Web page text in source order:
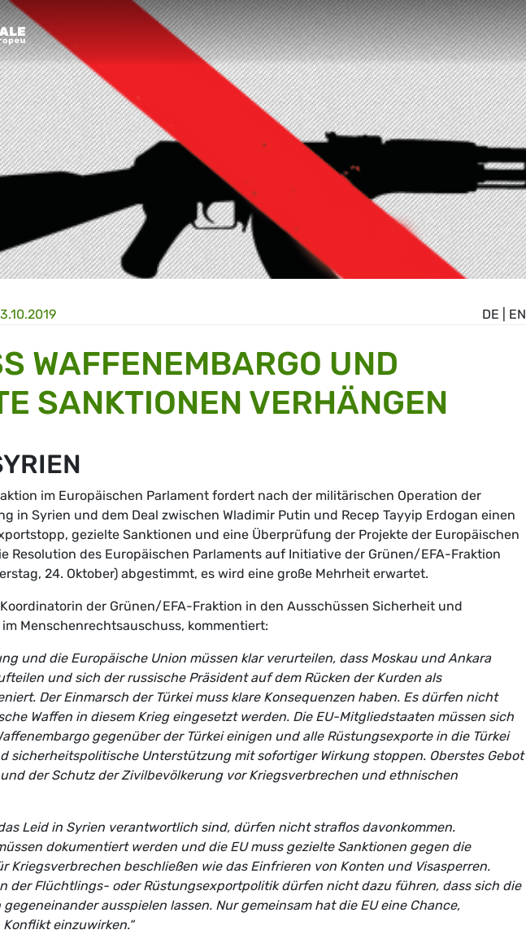
DE EN
WAFFENEMBARGO UND
SANKTIONEN VERHÄNGEN
im Europäischen Parlament fordert nach der militärischen Operation der
in Syrien und dem Deal zwischen Wladimir Putin und Recep Tayyip Erdogan einen
gezielte Sanktionen und eine Überprüfung der Projekte der Europäischen
Resolution des Europäischen Parlaments auf Initiative der Grünen/EFA-Fraktion
24. Oktober) abgestimmt, es wird eine große Mehrheit erwartet.
der Grünen/EFA-Fraktion in den Ausschüssen Sicherheit und
Menschenrechtsauschuss, kommentiert:
und die Europäische Union müssen klar verurteilen, dass Moskau und Ankara
und sich der russische Präsident auf dem Rücken der Kurden als
Der Einmarsch der Türkei muss klare Konsequenzen haben. Es dürfen nicht
Waffen in diesem Krieg eingesetzt werden. Die EU-Mitgliedstaaten müssen sich
gegenüber der Türkei einigen und alle Rüstungsexporte in die Türkei
sicherheitspolitische Unterstützung mit sofortiger Wirkung stoppen. Oberstes Gebot
der Schutz der Zivilbevölkerung vor Kriegsverbrechen und ethnischen
Leid in Syrien verantwortlich sind, dürfen nicht straflos davonkommen.
dokumentiert werden und die EU muss gezielte Sanktionen gegen die
Kriegsverbrechen beschließen wie das Einfrieren von Konten und Visasperren.
der Flüchtlings- oder Rüstungsexportpolitik dürfen nicht dazu führen, dass sich die
ausspielen lassen. Nur gemeinsam hat die EU eine Chance,
einzuwirken.“